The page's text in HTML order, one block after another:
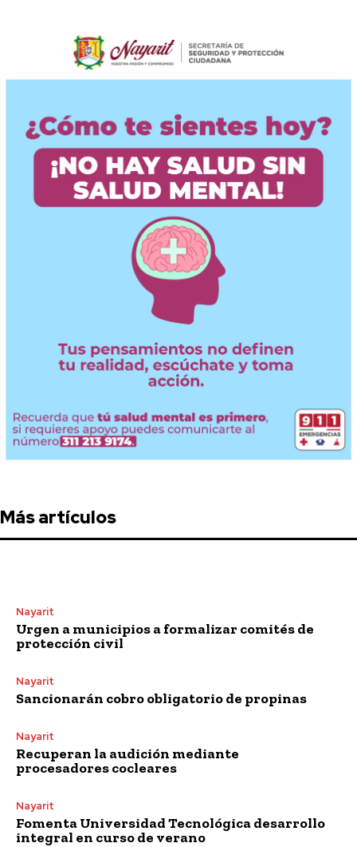
Más artículos
Nayarit
Urgen a municipios a formalizar comités de
protección civil
Nayarit
Sancionarán cobro obligatorio de propinas
Nayarit
Recuperan la audición mediante
procesadores cocleares
Nayarit
Fomenta Universidad Tecnológica desarrollo
integral en curso de verano